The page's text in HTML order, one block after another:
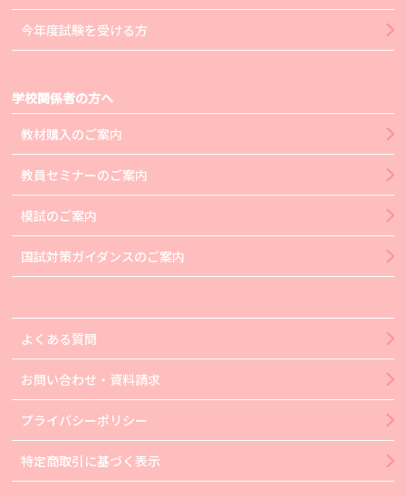
今年度試験を受ける方
学校関係者の方へ
教材購入のご案内
教員セミナーのご案内
模試のご案内
国試対策ガイダンスのご案内
よくある質問
お問い合わせ・資料請求
プライバシーポリシー
特定商取引に基づく表示